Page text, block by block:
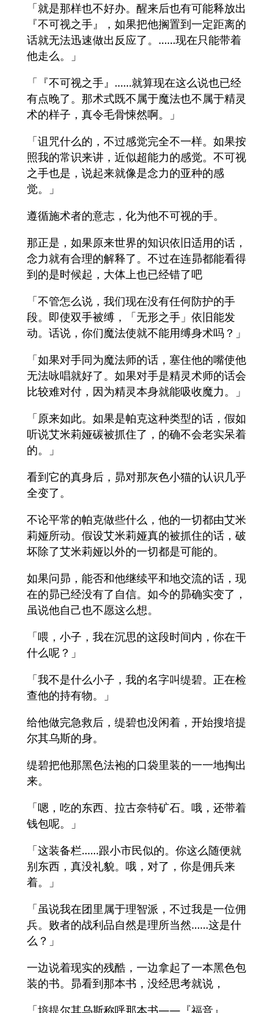
「就是那样也不好办。醒来后也有可能释放出
『不可视之手』，如果把他搁置到一定距离的
话就无法迅速做出反应了。……现在只能带着
他走么。」
「『不可视之手』……就算现在这么说也已经
有点晚了。那术式既不属于魔法也不属于精灵
术的样子，真令毛骨悚然啊。」
「诅咒什么的，不过感觉完全不一样。如果按
照我的常识来讲，近似超能力的感觉。不可视
之手也是，说起来就像是念力的亚种的感
觉。」
遵循施术者的意志，化为他不可视的手。
那正是，如果原来世界的知识依旧适用的话，
念力就有合理的解释了。不过在连昴都能看得
到的是时候起，大体上也已经错了吧
「不管怎么说，我们现在没有任何防护的手
段。即使双手被缚，「无形之手」依旧能发
动。话说，你们魔法使就不能用缚身术吗？」
「如果对手同为魔法师的话，塞住他的嘴使他
无法咏唱就好了。如果对手是精灵术师的话会
比较难对付，因为精灵本身就能吸收魔力。」
「原来如此。如果是帕克这种类型的话，假如
听说艾米莉娅碳被抓住了，的确不会老实呆着
的。」
看到它的真身后，昴对那灰色小猫的认识几乎
全变了。
不论平常的帕克做些什么，他的一切都由艾米
莉娅所动。假设艾米莉娅真的被抓住的话，破
坏除了艾米莉娅以外的一切都是可能的。
如果问昴，能否和他继续平和地交流的话，现
在的昴已经没有了自信。如今的昴确实变了，
虽说他自己也不愿这么想。
「喂，小子，我在沉思的这段时间内，你在干
什么呢？」
「我不是什么小子，我的名字叫缇碧。正在检
查他的持有物。」
给他做完急救后，缇碧也没闲着，开始搜培提
尔其乌斯的身。
缇碧把他那黑色法袍的口袋里装的一一地掏出
来。
「嗯，吃的东西、拉古奈特矿石。哦，还带着
钱包呢。」
「这装备栏……跟小市民似的。你这么随便就
别东西，真没礼貌。哦，对了，你是佣兵来
着。」
「虽说我在团里属于理智派，不过我是一位佣
兵。败者的战利品自然是理所当然……这是什
么？」
一边说着现实的残酷，一边拿起了一本黑色包
装的书。昴看到那本书，没经思考就说，